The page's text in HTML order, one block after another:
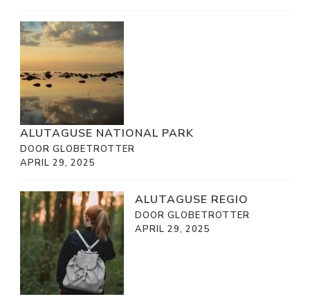
ALUTAGUSE NATIONAL PARK
DOOR GLOBETROTTER
APRIL 29, 2025
ALUTAGUSE REGIO
DOOR GLOBETROTTER
APRIL 29, 2025